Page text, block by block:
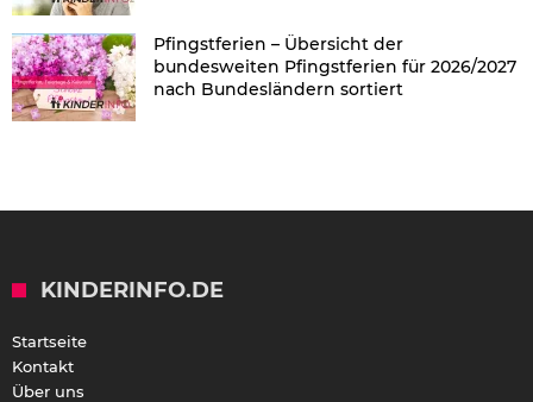
Pfingstferien – Übersicht der
bundesweiten Pfingstferien für 2026/2027
nach Bundesländern sortiert
KINDERINFO.DE
Startseite
Kontakt
Über uns